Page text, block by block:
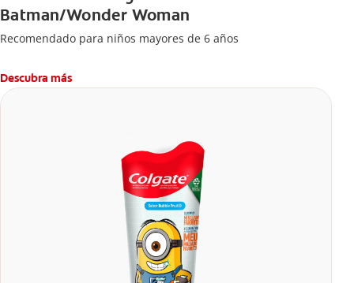
Batman/Wonder Woman
Recomendado para niños mayores de 6 años
Descubra más